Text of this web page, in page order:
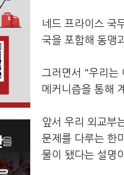
네드 프라이스 국
국을 포함해 동맹
그러면서 "우리는
메커니즘을 통해
앞서 우리 외교부
문제를 다루는 한
물이 됐다는 설명